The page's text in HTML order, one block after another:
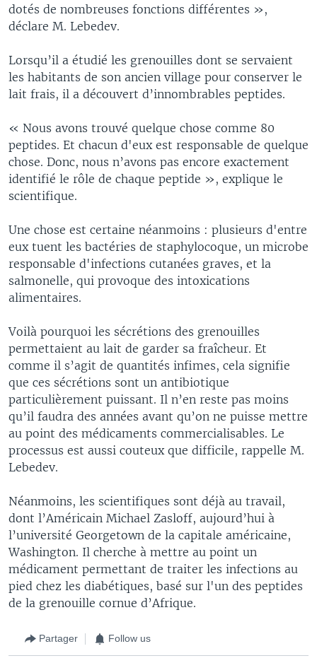
dotés de nombreuses fonctions différentes »,
déclare M. Lebedev.
Lorsqu’il a étudié les grenouilles dont se servaient
les habitants de son ancien village pour conserver le
lait frais, il a découvert d’innombrables peptides.
« Nous avons trouvé quelque chose comme 80
peptides. Et chacun d'eux est responsable de quelque
chose. Donc, nous n’avons pas encore exactement
identifié le rôle de chaque peptide », explique le
scientifique.
Une chose est certaine néanmoins : plusieurs d'entre
eux tuent les bactéries de staphylocoque, un microbe
responsable d'infections cutanées graves, et la
salmonelle, qui provoque des intoxications
alimentaires.
Voilà pourquoi les sécrétions des grenouilles
permettaient au lait de garder sa fraîcheur. Et
comme il s’agit de quantités infimes, cela signifie
que ces sécrétions sont un antibiotique
particulièrement puissant. Il n’en reste pas moins
qu’il faudra des années avant qu’on ne puisse mettre
au point des médicaments commercialisables. Le
processus est aussi couteux que difficile, rappelle M.
Lebedev.
Néanmoins, les scientifiques sont déjà au travail,
dont l’Américain Michael Zasloff, aujourd’hui à
l’université Georgetown de la capitale américaine,
Washington. Il cherche à mettre au point un
médicament permettant de traiter les infections au
pied chez les diabétiques, basé sur l'un des peptides
de la grenouille cornue d’Afrique.
Partager Follow us